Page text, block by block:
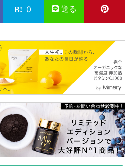
0 送る